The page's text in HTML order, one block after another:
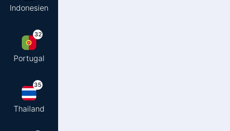
Indonesien
32
Portugal
35
Thailand